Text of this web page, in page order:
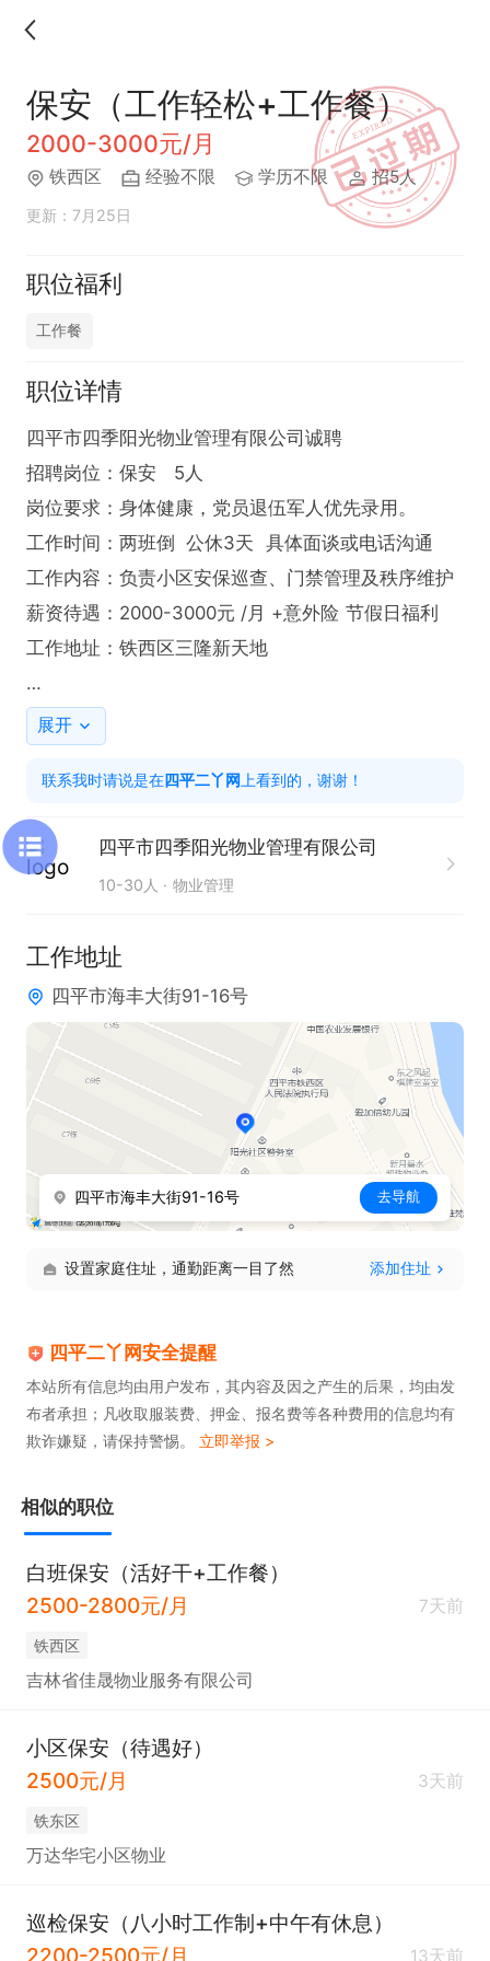
保安（工作轻松+工作餐）
2000-3000元/月
铁西区 经验不限 学历不限 招5人
更新：7月25日
职位福利
工作餐
职位详情
四平市四季阳光物业管理有限公司诚聘
招聘岗位：保安   5人
岗位要求：身体健康，党员退伍军人优先录用。
工作时间：两班倒  公休3天  具体面谈或电话沟通
工作内容：负责小区安保巡查、门禁管理及秩序维护
薪资待遇：2000-3000元 /月 +意外险 节假日福利
工作地址：铁西区三隆新天地
有意请尽快电话联系我吧！！
展开
联系我时请说是在四平二丫网 上看到的，谢谢！
四平市四季阳光物业管理有限公司
10-30人 物业管理
工作地址
四平市海丰大街91-16号
四平市海丰大街91-16号 去导航
设置家庭住址，通勤距离一目了然 添加住址
四平二丫网安全提醒
本站所有信息均由用户发布，其内容及因之产生的后果，均由发
布者承担；凡收取服装费、押金、报名费等各种费用的信息均有
欺诈嫌疑，请保持警惕。 立即举报 >
相似的职位
白班保安（活好干+工作餐）
2500-2800元/月
7天前
铁西区
吉林省佳晟物业服务有限公司
小区保安（待遇好）
2500元/月
3天前
铁东区
万达华宅小区物业
巡检保安（八小时工作制+中午有休息）
13天前